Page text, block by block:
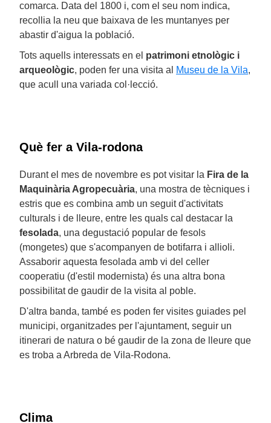
comarca. Data del 1800 i, com el seu nom indica,
recollia la neu que baixava de les muntanyes per
abastir d'aigua la població.
Tots aquells interessats en el patrimoni etnològic i
arqueològic, poden fer una visita al Museu de la Vila,
que acull una variada col·lecció.
Què fer a Vila-rodona
Durant el mes de novembre es pot visitar la Fira de la
Maquinària Agropecuària, una mostra de tècniques i
estris que es combina amb un seguit d'activitats
culturals i de lleure, entre les quals cal destacar la
fesolada, una degustació popular de fesols
(mongetes) que s'acompanyen de botifarra i allioli.
Assaborir aquesta fesolada amb vi del celler
cooperatiu (d'estil modernista) és una altra bona
possibilitat de gaudir de la visita al poble.
D'altra banda, també es poden fer visites guiades pel
municipi, organitzades per l'ajuntament, seguir un
itinerari de natura o bé gaudir de la zona de lleure que
es troba a Arbreda de Vila-Rodona.
Clima